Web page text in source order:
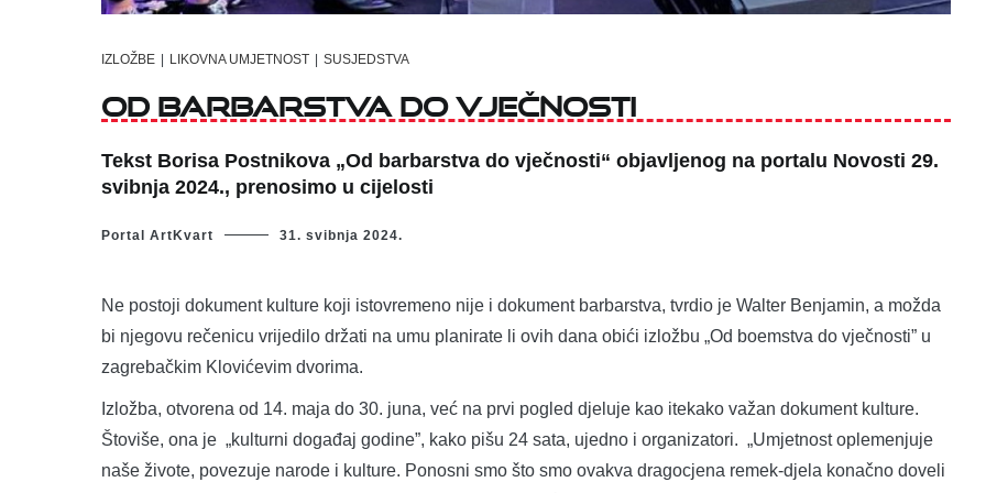
IZLOŽBE | LIKOVNA UMJETNOST | SUSJEDSTVA
Od barbarstva do vječnosti
Tekst Borisa Postnikova „Od barbarstva do vječnosti“ objavljenog na portalu Novosti 29.
svibnja 2024., prenosimo u cijelosti
Portal ArtKvart 31. svibnja 2024.
Ne postoji dokument kulture koji istovremeno nije i dokument barbarstva, tvrdio je Walter Benjamin, a možda
bi njegovu rečenicu vrijedilo držati na umu planirate li ovih dana obići izložbu „Od boemstva do vječnosti” u
zagrebačkim Klovićevim dvorima.
Izložba, otvorena od 14. maja do 30. juna, već na prvi pogled djeluje kao itekako važan dokument kulture.
Štoviše, ona je „kulturni događaj godine”, kako pišu 24 sata, ujedno i organizatori. „Umjetnost oplemenjuje
naše živote, povezuje narode i kulture. Ponosni smo što smo ovakva dragocjena remek-djela konačno doveli